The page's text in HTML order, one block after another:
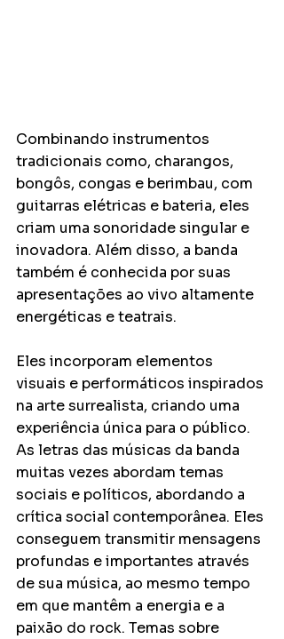
Combinando instrumentos
tradicionais como, charangos,
bongôs, congas e berimbau, com
guitarras elétricas e bateria, eles
criam uma sonoridade singular e
inovadora. Além disso, a banda
também é conhecida por suas
apresentações ao vivo altamente
energéticas e teatrais.
Eles incorporam elementos
visuais e performáticos inspirados
na arte surrealista, criando uma
experiência única para o público.
As letras das músicas da banda
muitas vezes abordam temas
sociais e políticos, abordando a
crítica social contemporânea. Eles
conseguem transmitir mensagens
profundas e importantes através
de sua música, ao mesmo tempo
em que mantêm a energia e a
paixão do rock. Temas sobre